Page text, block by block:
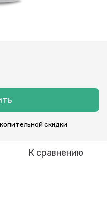
скидки
К сравнению